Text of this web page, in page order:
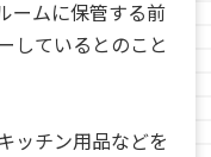
ームに保管する前
しているとのこと
ッチン用品などを